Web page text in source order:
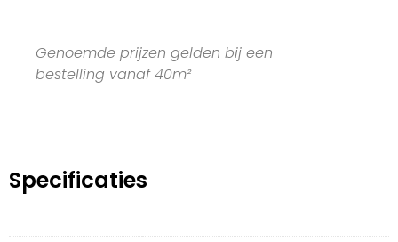
Genoemde prijzen gelden bij een
bestelling vanaf 40m²
Specificaties